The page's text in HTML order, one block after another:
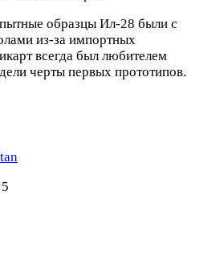
образцы Ил-28 были с
из-за импортных
всегда был любителем
черты первых прототипов.